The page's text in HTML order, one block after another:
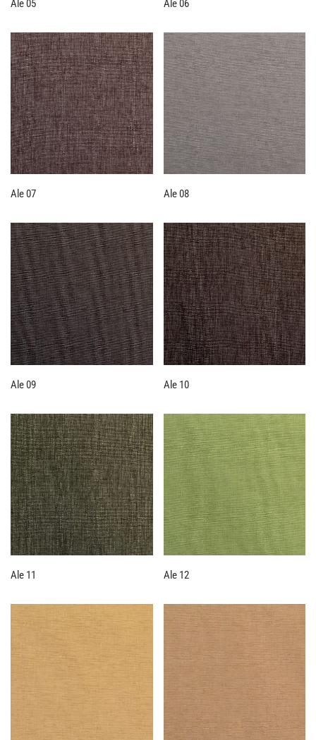
Ale 05 Ale 06
Ale 07 Ale 08
Ale 09 Ale 10
Ale 11 Ale 12